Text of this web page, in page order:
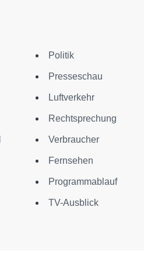
Politik
Presseschau
Luftverkehr
Rechtsprechung
Verbraucher
Fernsehen
Programmablauf
TV-Ausblick